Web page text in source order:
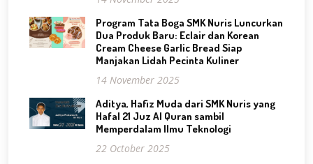
Program Tata Boga SMK Nuris Luncurkan
Dua Produk Baru: Eclair dan Korean
Cream Cheese Garlic Bread Siap
Manjakan Lidah Pecinta Kuliner
14 November 2025
Aditya, Hafiz Muda dari SMK Nuris yang
Hafal 21 Juz Al Quran sambil
Memperdalam Ilmu Teknologi
22 October 2025